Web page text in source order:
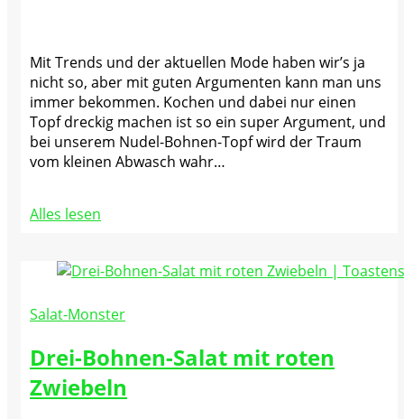
Mit Trends und der aktuellen Mode haben wir’s ja
nicht so, aber mit guten Argumenten kann man uns
immer bekommen. Kochen und dabei nur einen
Topf dreckig machen ist so ein super Argument, und
bei unserem Nudel-Bohnen-Topf wird der Traum
vom kleinen Abwasch wahr…
Alles lesen
Salat-Monster
Drei-Bohnen-Salat mit roten
Zwiebeln